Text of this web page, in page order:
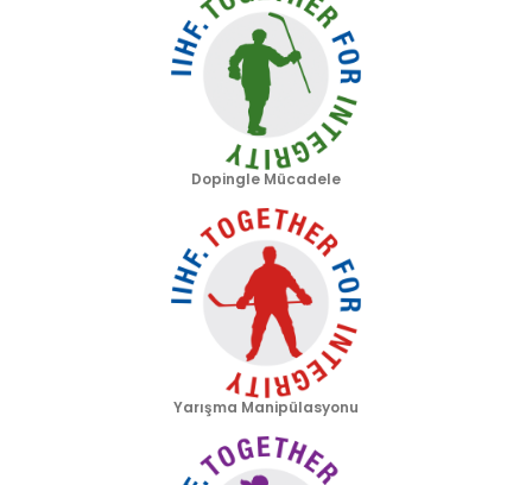
Dopingle Mücadele
Yarışma Manipülasyonu